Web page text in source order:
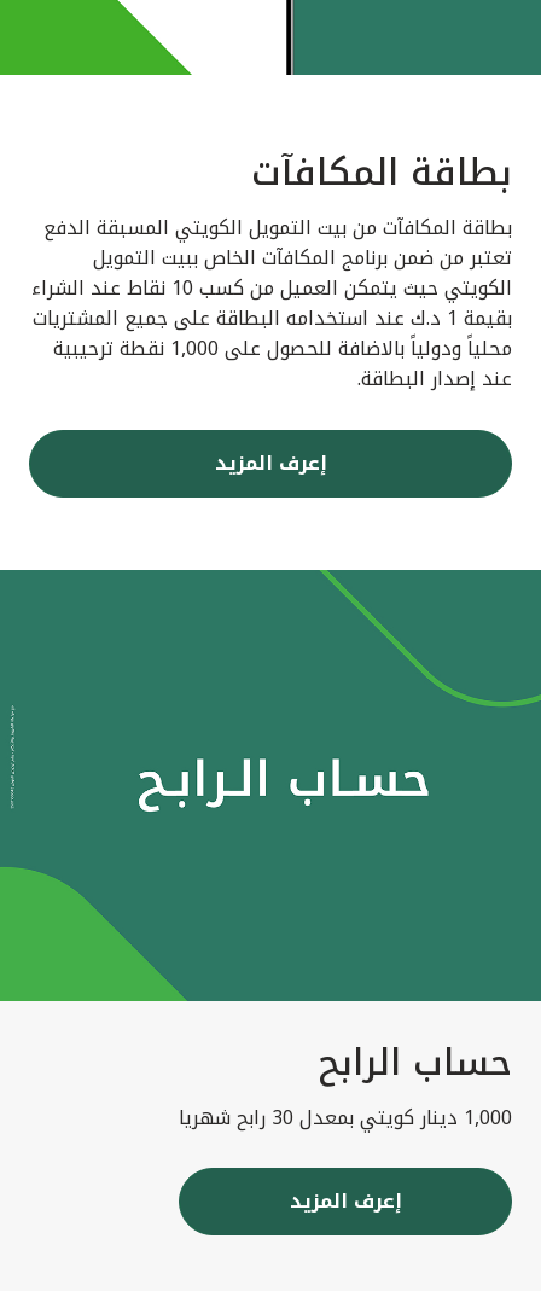
بطاقة المكافآت
بطاقة المكافآت من بيت التمويل الكويتي المسبقة الدفع
تعتبر من ضمن برنامج المكافآت الخاص ببيت التمويل
الكويتي حيث يتمكن العميل من كسب 10 نقاط عند الشراء
بقيمة 1 د.ك عند استخدامه البطاقة على جميع المشتريات
محلياً ودولياً بالاضافة للحصول على 1,000 نقطة ترحيبية
عند إصدار البطاقة.
إعرف المزيد
حساب الرابح
1,000 دينار كويتي بمعدل 30 رابح شهريا
إعرف المزيد